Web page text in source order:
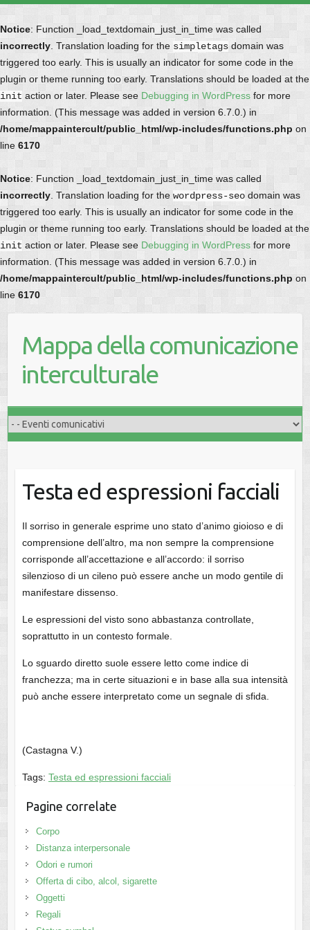
Notice: Function _load_textdomain_just_in_time was called
incorrectly . Translation loading for the simpletags domain was
triggered too early. This is usually an indicator for some code in the
plugin or theme running too early. Translations should be loaded at the
init action or later. Please see Debugging in WordPress for more
information. (This message was added in version 6.7.0.) in
/home/mappaintercult/public_html/wp-includes/functions.php on
line 6170
Notice: Function _load_textdomain_just_in_time was called
incorrectly . Translation loading for the wordpress-seo domain was
triggered too early. This is usually an indicator for some code in the
plugin or theme running too early. Translations should be loaded at the
init action or later. Please see Debugging in WordPress for more
information. (This message was added in version 6.7.0.) in
/home/mappaintercult/public_html/wp-includes/functions.php on
line 6170
Mappa della comunicazione
interculturale
Testa ed espressioni facciali
Il sorriso in generale esprime uno stato d’animo gioioso e di
comprensione dell’altro, ma non sempre la comprensione
corrisponde all’accettazione e all’accordo: il sorriso
silenzioso di un cileno può essere anche un modo gentile di
manifestare dissenso.
Le espressioni del visto sono abbastanza controllate,
soprattutto in un contesto formale.
Lo sguardo diretto suole essere letto come indice di
franchezza; ma in certe situazioni e in base alla sua intensità
può anche essere interpretato come un segnale di sfida.
(Castagna V.)
Tags: Testa ed espressioni facciali
Pagine correlate
Corpo
Distanza interpersonale
Odori e rumori
Offerta di cibo, alcol, sigarette
Oggetti
Regali